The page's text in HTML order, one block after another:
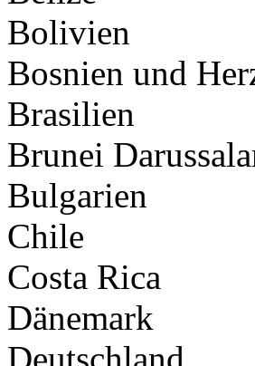
Bolivien
Bosnien und
Brasilien
Brunei
Bulgarien
Chile
Costa Rica
Dänemark
Deutschland